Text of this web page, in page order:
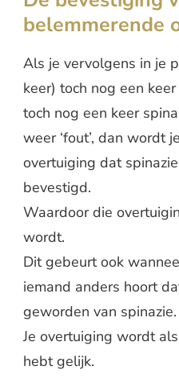
belemmerende
Als je vervolgens in je
keer) toch nog een
toch nog een keer
weer ‘fout’, dan wordt
overtuiging dat
bevestigd.
Waardoor die
wordt.
Dit gebeurt ook
iemand anders hoort
geworden van spinazie.
Je overtuiging wordt
hebt gelijk.